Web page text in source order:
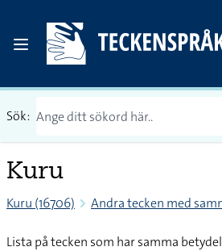
Sök:
Kuru
Kuru (16706) Andra tecken med
Lista på tecken som har samma